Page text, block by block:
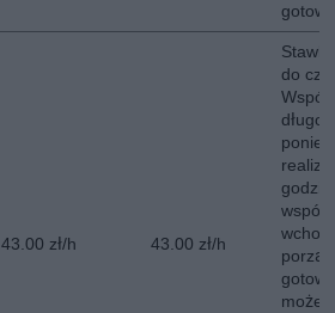
43.00 zł/h 43.00 zł/h
do
może